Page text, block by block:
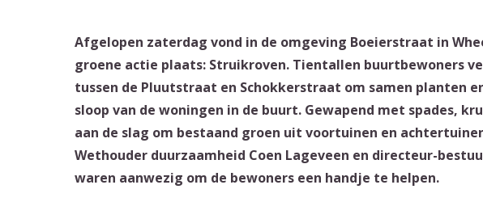
Afgelopen zaterdag vond in de omgeving Boeierstraat in
groene actie plaats: Struikroven. Tientallen buurtbewoners
tussen de Pluutstraat en Schokkerstraat om samen planten
sloop van de woningen in de buurt. Gewapend met spades,
aan de slag om bestaand groen uit voortuinen en
Wethouder duurzaamheid Coen Lageveen en directeur-
waren aanwezig om de bewoners een handje te helpen.